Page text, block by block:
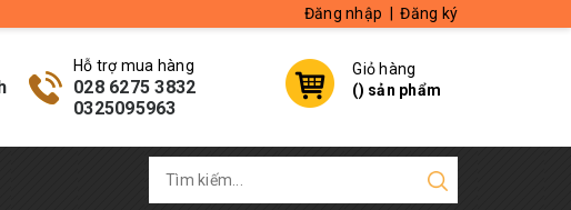
Đăng nhập Đăng ký
Hỗ trợ mua hàng
028 6275 3832
0325095963
Giỏ hàng
() sản phẩm